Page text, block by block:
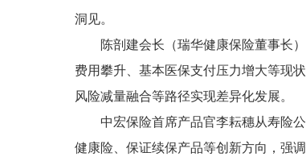
洞见。
陈剖建会长（瑞华健康保险董事长
费用攀升、基本医保支付压力增大等现
风险减量融合等路径实现差异化发展。
中宏保险首席产品官李耘穗从寿险
健康险、保证续保产品等创新方向，强